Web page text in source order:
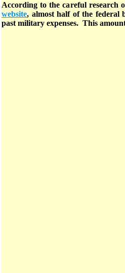
According to the careful research
website, almost half of the federal
past military expenses. This